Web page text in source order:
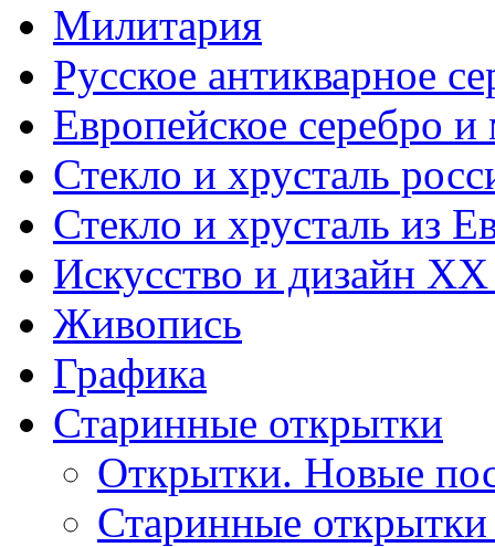
Милитария
Русское антикварное
Европейское серебро
Стекло и хрусталь
Стекло и хрусталь из
Искусство и дизайн XX
Живопись
Графика
Старинные открытки
Открытки. Новые
Старинные